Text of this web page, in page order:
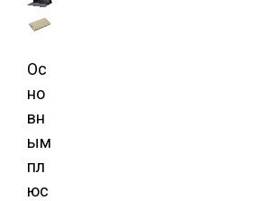
Ос
но
вн
ым
пл
юс